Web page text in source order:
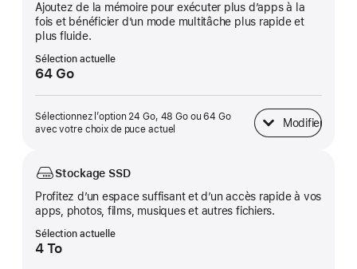
Ajoutez de la mémoire pour exécuter plus d’apps à la
fois et bénéficier d’un mode multitâche plus rapide et
plus fluide.
Sélection actuelle
64 Go
Sélectionnez l’option 24 Go, 48 Go ou 64 Go
avec votre choix de puce actuel
Modifier
Mémoire unifiée
Stockage SSD
Profitez d’un espace suffisant et d’un accès rapide à vos
apps, photos, films, musiques et autres fichiers.
Sélection actuelle
4 To